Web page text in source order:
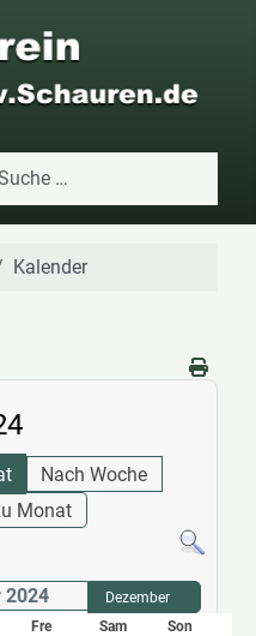
Kalender
Nach Woche
Monat
2024
Dezember
Fre Sam
Son